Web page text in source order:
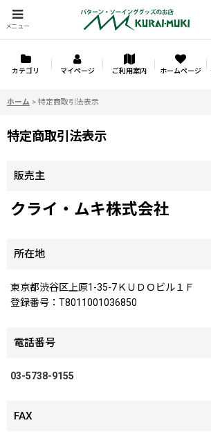
メニュー
カテゴリ マイページ ご利用案内 ホームページ
ホーム > 特定商取引法表示
特定商取引法表示
販売主
クライ・ムキ株式会社
所在地
東京都渋谷区上原1-35-7ＫＵＤＯビル１Ｆ
登録番号：T8011001036850
電話番号
03-5738-9155
FAX